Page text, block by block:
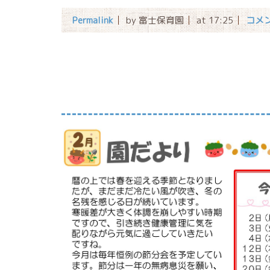
Permalink by 富士保育園 at 17:25 コメ